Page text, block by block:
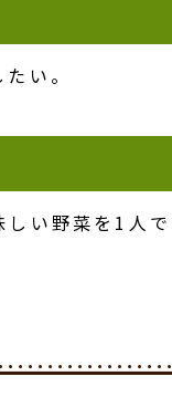
い。
い野菜を1人